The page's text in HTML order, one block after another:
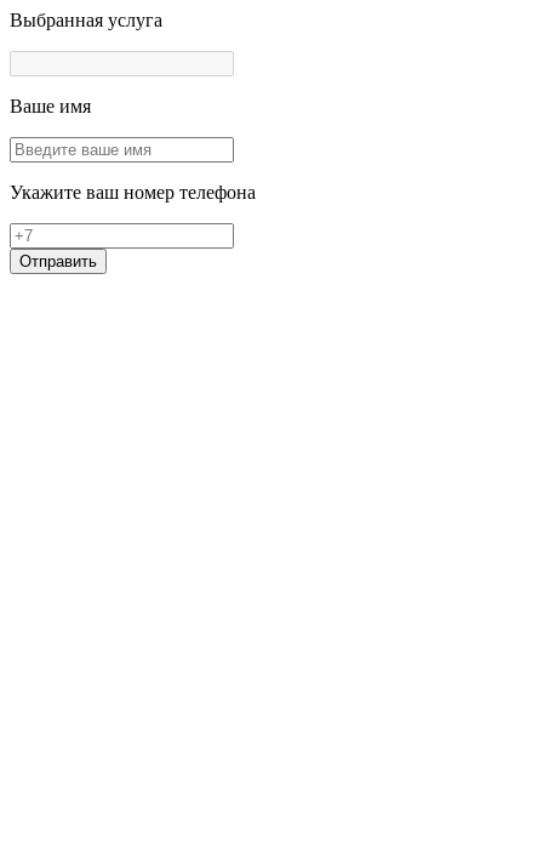
Выбранная услуга
Ваше имя
Укажите ваш номер телефона
Отправить